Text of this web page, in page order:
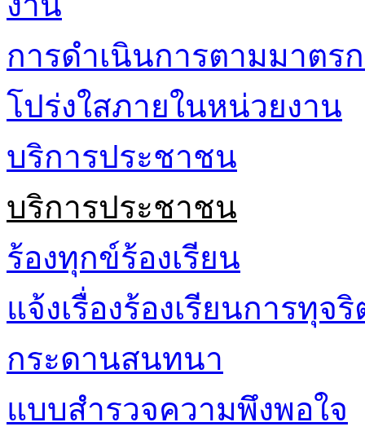
การดำเนินการตามมาตร
โปร่งใสภายในหน่วยงาน
บริการประชาชน
บริการประชาชน
ร้องทุกข์ร้องเรียน
แจ้งเรื่องร้องเรียนการทุ
กระดานสนทนา
แบบสำรวจความพึงพอใจ